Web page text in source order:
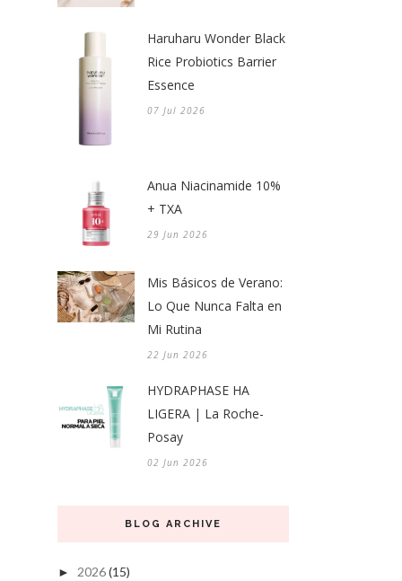
Haruharu Wonder Black
Rice Probiotics Barrier
Essence
07 Jul 2026
Anua Niacinamide 10%
+ TXA
29 Jun 2026
Mis Básicos de Verano:
Lo Que Nunca Falta en
Mi Rutina
22 Jun 2026
HYDRAPHASE HA
LIGERA | La Roche-
Posay
02 Jun 2026
BLOG ARCHIVE
► 2026(15)